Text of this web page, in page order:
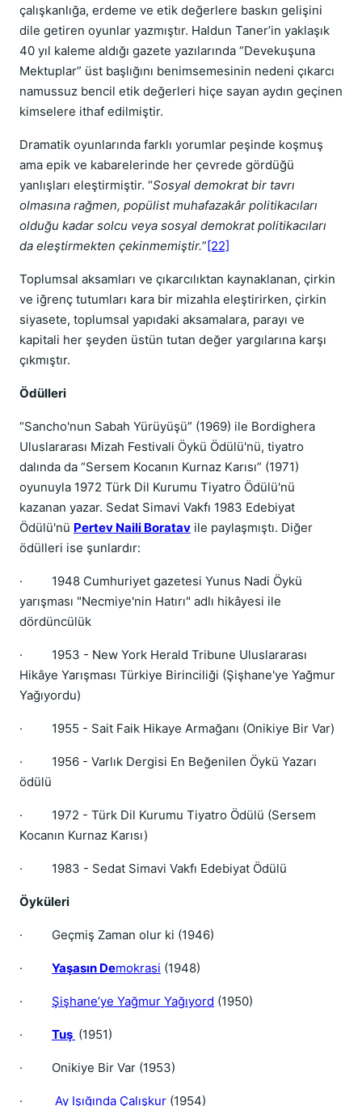
çalışkanlığa, erdeme ve etik değerlere baskın gelişini
dile getiren oyunlar yazmıştır. Haldun Taner’in yaklaşık
40 yıl kaleme aldığı gazete yazılarında “Devekuşuna
Mektuplar” üst başlığını benimsemesinin nedeni çıkarcı
namussuz bencil etik değerleri hiçe sayan aydın geçinen
kimselere ithaf edilmiştir.
Dramatik oyunlarında farklı yorumlar peşinde koşmuş
ama epik ve kabarelerinde her çevrede gördüğü
yanlışları eleştirmiştir. “Sosyal demokrat bir tavrı
olmasına rağmen, popülist muhafazakâr politikacıları
olduğu kadar solcu veya sosyal demokrat politikacıları
da eleştirmekten çekinmemiştir.”[22]
Toplumsal aksamları ve çıkarcılıktan kaynaklanan, çirkin
ve iğrenç tutumları kara bir mizahla eleştirirken, çirkin
siyasete, toplumsal yapıdaki aksamalara, parayı ve
kapitali her şeyden üstün tutan değer yargılarına karşı
çıkmıştır.
Ödülleri
“Sancho'nun Sabah Yürüyüşü” (1969) ile Bordighera
Uluslararası Mizah Festivali Öykü Ödülü'nü, tiyatro
dalında da “Sersem Kocanın Kurnaz Karısı” (1971)
oyunuyla 1972 Türk Dil Kurumu Tiyatro Ödülü'nü
kazanan yazar. Sedat Simavi Vakfı 1983 Edebiyat
Ödülü'nü Pertev Naili Boratav ile paylaşmıştı. Diğer
ödülleri ise şunlardır:
· 1948 Cumhuriyet gazetesi Yunus Nadi Öykü
yarışması "Necmiye'nin Hatırı" adlı hikâyesi ile
dördüncülük
· 1953 - New York Herald Tribune Uluslararası
Hikâye Yarışması Türkiye Birinciliği (Şişhane'ye Yağmur
Yağıyordu)
· 1955 - Sait Faik Hikaye Armağanı (Onikiye Bir Var)
· 1956 - Varlık Dergisi En Beğenilen Öykü Yazarı
ödülü
· 1972 - Türk Dil Kurumu Tiyatro Ödülü (Sersem
Kocanın Kurnaz Karısı)
· 1983 - Sedat Simavi Vakfı Edebiyat Ödülü
Öyküleri
· Geçmiş Zaman olur ki (1946)
· Yaşasın Demokrasi (1948)
· Şişhane’ye Yağmur Yağıyord (1950)
· Tuş (1951)
· Onikiye Bir Var (1953)
· Ay Işığında Çalışkur (1954)